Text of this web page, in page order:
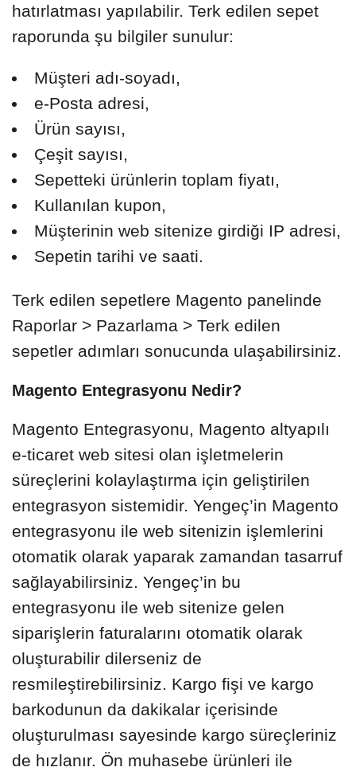
hatırlatması yapılabilir. Terk edilen sepet
raporunda şu bilgiler sunulur:
Müşteri adı-soyadı,
e-Posta adresi,
Ürün sayısı,
Çeşit sayısı,
Sepetteki ürünlerin toplam fiyatı,
Kullanılan kupon,
Müşterinin web sitenize girdiği IP adresi,
Sepetin tarihi ve saati.
Terk edilen sepetlere Magento panelinde
Raporlar > Pazarlama > Terk edilen
sepetler adımları sonucunda ulaşabilirsiniz.
Magento Entegrasyonu Nedir?
Magento Entegrasyonu, Magento altyapılı
e-ticaret web sitesi olan işletmelerin
süreçlerini kolaylaştırma için geliştirilen
entegrasyon sistemidir. Yengeç’in Magento
entegrasyonu ile web sitenizin işlemlerini
otomatik olarak yaparak zamandan tasarruf
sağlayabilirsiniz. Yengeç’in bu
entegrasyonu ile web sitenize gelen
siparişlerin faturalarını otomatik olarak
oluşturabilir dilerseniz de
resmileştirebilirsiniz. Kargo fişi ve kargo
barkodunun da dakikalar içerisinde
oluşturulması sayesinde kargo süreçleriniz
de hızlanır. Ön muhasebe ürünleri ile